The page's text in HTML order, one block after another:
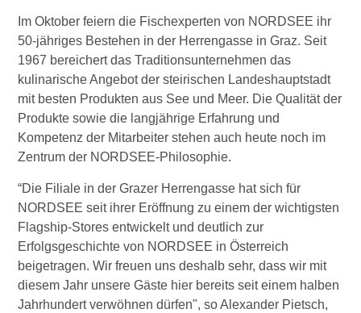
ÖAAB
Wirtschaftsbund
WB B2B
Mitglied werden
Graz & Steiermark
Tipps
Gassenschaun
Gassenschaun 2019
Im Oktober feiern die Fischexperten von NORDSEE ihr
50-jähriges Bestehen in der Herrengasse in Graz. Seit
1967 bereichert das Traditionsunternehmen das
kulinarische Angebot der steirischen Landeshauptstadt
mit besten Produkten aus See und Meer. Die Qualität der
Produkte sowie die langjährige Erfahrung und
Kompetenz der Mitarbeiter stehen auch heute noch im
Zentrum der NORDSEE-Philosophie.
“Die Filiale in der Grazer Herrengasse hat sich für
NORDSEE seit ihrer Eröffnung zu einem der wichtigsten
Flagship-Stores entwickelt und deutlich zur
Erfolgsgeschichte von NORDSEE in Österreich
beigetragen. Wir freuen uns deshalb sehr, dass wir mit
diesem Jahr unsere Gäste hier bereits seit einem halben
Jahrhundert verwöhnen dürfen", so Alexander Pietsch,